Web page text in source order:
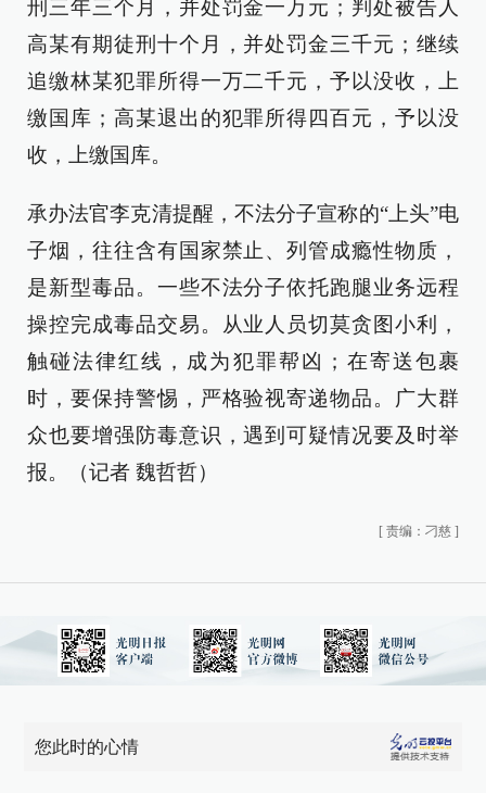
刑三年三个月，并处罚金一万元；判处被告人
高某有期徒刑十个月，并处罚金三千元；继续
追缴林某犯罪所得一万二千元，予以没收，上
缴国库；高某退出的犯罪所得四百元，予以没
收，上缴国库。
承办法官李克清提醒，不法分子宣称的“上头”电
子烟，往往含有国家禁止、列管成瘾性物质，
是新型毒品。一些不法分子依托跑腿业务远程
操控完成毒品交易。从业人员切莫贪图小利，
触碰法律红线，成为犯罪帮凶；在寄送包裹
时，要保持警惕，严格验视寄递物品。广大群
众也要增强防毒意识，遇到可疑情况要及时举
报。（记者 魏哲哲）
[ 责编：刁慈 ]
您此时的心情